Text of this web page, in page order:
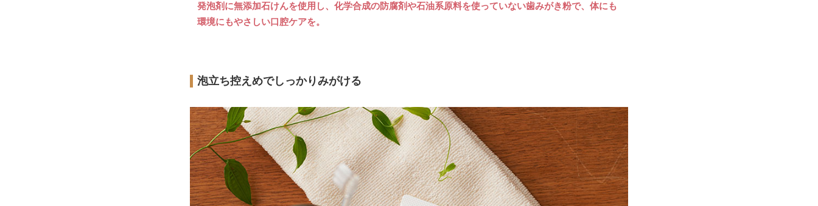
発泡剤に無添加石けんを使用し、化学合成の防腐剤や石油系原料を使っていない歯みがき粉で、体にも
環境にもやさしい口腔ケアを。
泡立ち控えめでしっかりみがける